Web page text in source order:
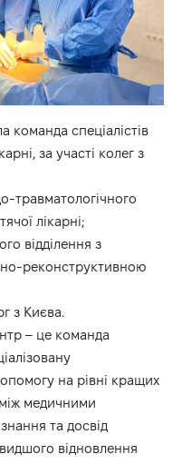
команда спеціалістів
за участі колег з
травматологічного
лікарні;
відділення з
реконструктивною
з Києва.
– це команда
на рівні кращих
між медичними
та досвід
відновлення